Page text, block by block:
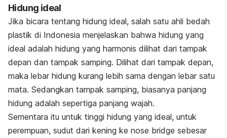
Hidung ideal
Jika bicara tentang hidung ideal, salah satu ahli bedah
plastik di Indonesia menjelaskan bahwa hidung yang
ideal adalah hidung yang harmonis dilihat dari tampak
depan dan tampak samping. Dilihat dari tampak depan,
maka lebar hidung kurang lebih sama dengan lebar satu
mata. Sedangkan tampak samping, biasanya panjang
hidung adalah sepertiga panjang wajah.
Sementara itu untuk tinggi hidung yang ideal, untuk
perempuan, sudut dari kening ke nose bridge sebesar